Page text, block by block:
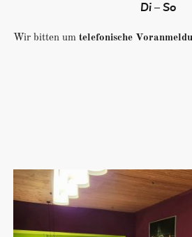
Di – So
Wir bitten um telefonische